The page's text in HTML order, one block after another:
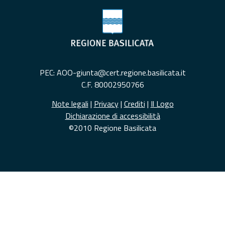
PEC: AOO-giunta@cert.regione.basilicata.it
C.F. 80002950766
Note legali | Privacy| Crediti | Il Logo
Dichiarazione di accessibilità
©2010 Regione Basilicata